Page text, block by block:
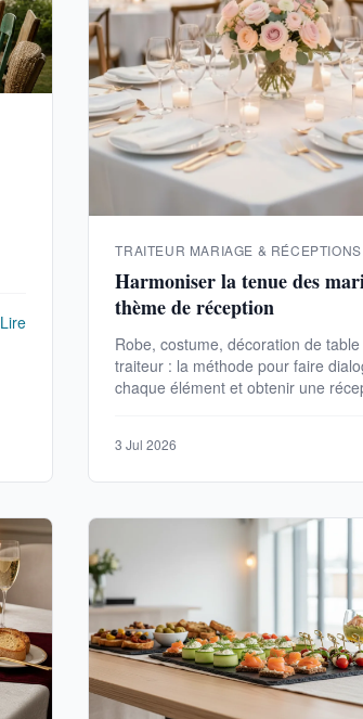
Lire
TRAITEUR MARIAGE & RÉCEPTIONS
Harmoniser la tenue des
thème de réception
Robe, costume, décoration de
traiteur : la méthode pour faire
chaque élément et obtenir une
3 Jul 2026